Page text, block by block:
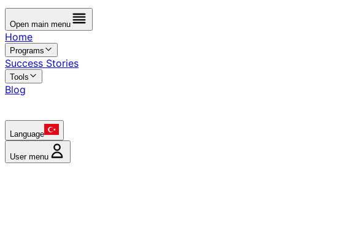
Open main menu
Home
Programs
Success Stories
Tools
Blog
Language
User menu